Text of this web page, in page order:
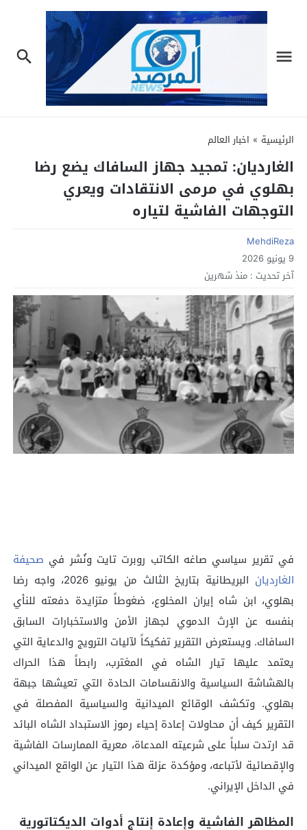
الرئيسية » اخبار العالم
الغاردیان: تمجيد جهاز السافاك يضع رضا
بهلوي في مرمى الانتقادات ويعري
التوجهات الفاشية لتياره
MehdiReza
9 يونيو 2026
آخر تحديث : منذ شهرين
في تقرير سياسي صاغه الكاتب روبرت تايت ونُشر في صحيفة
الغارديان
البريطانية بتاريخ الثالث من يونيو 2026، واجه رضا
بهلوي، ابن شاه إيران المخلوع، ضغوطاً متزايدة دفعته للنأي
بنفسه عن الإرث الدموي لجهاز الأمن والاستخبارات السابق
السافاك. ويستعرض التقرير تفكيكاً لآليات الترويج والدعاية التي
يعتمد عليها تيار الشاه في المغترب، رابطاً هذا الحراك
بالهشاشة السياسية والانقسامات الحادة التي تعيشها جبهة
بهلوي. وتكشف الوقائع الميدانية والسياسية المفصلة في
التقرير كيف أن محاولات إعادة إحياء رموز الاستبداد الشاه البائد
قد ارتدت سلباً على شرعيته المدعاة، معرية الممارسات الفاشية
والإقصائية لأتباعه، ومؤكدة عزلة هذا التيار عن الواقع الميداني
في الداخل الإيراني.
المظاهر الفاشية وإعادة إنتاج أدوات الديكتاتورية